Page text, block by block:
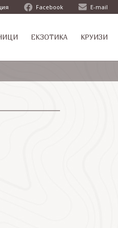
Facebook E-mail
ЕКЗОТИКА КРУИЗИ